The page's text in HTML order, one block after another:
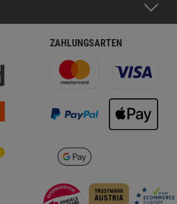
ZAHLUNGSARTEN